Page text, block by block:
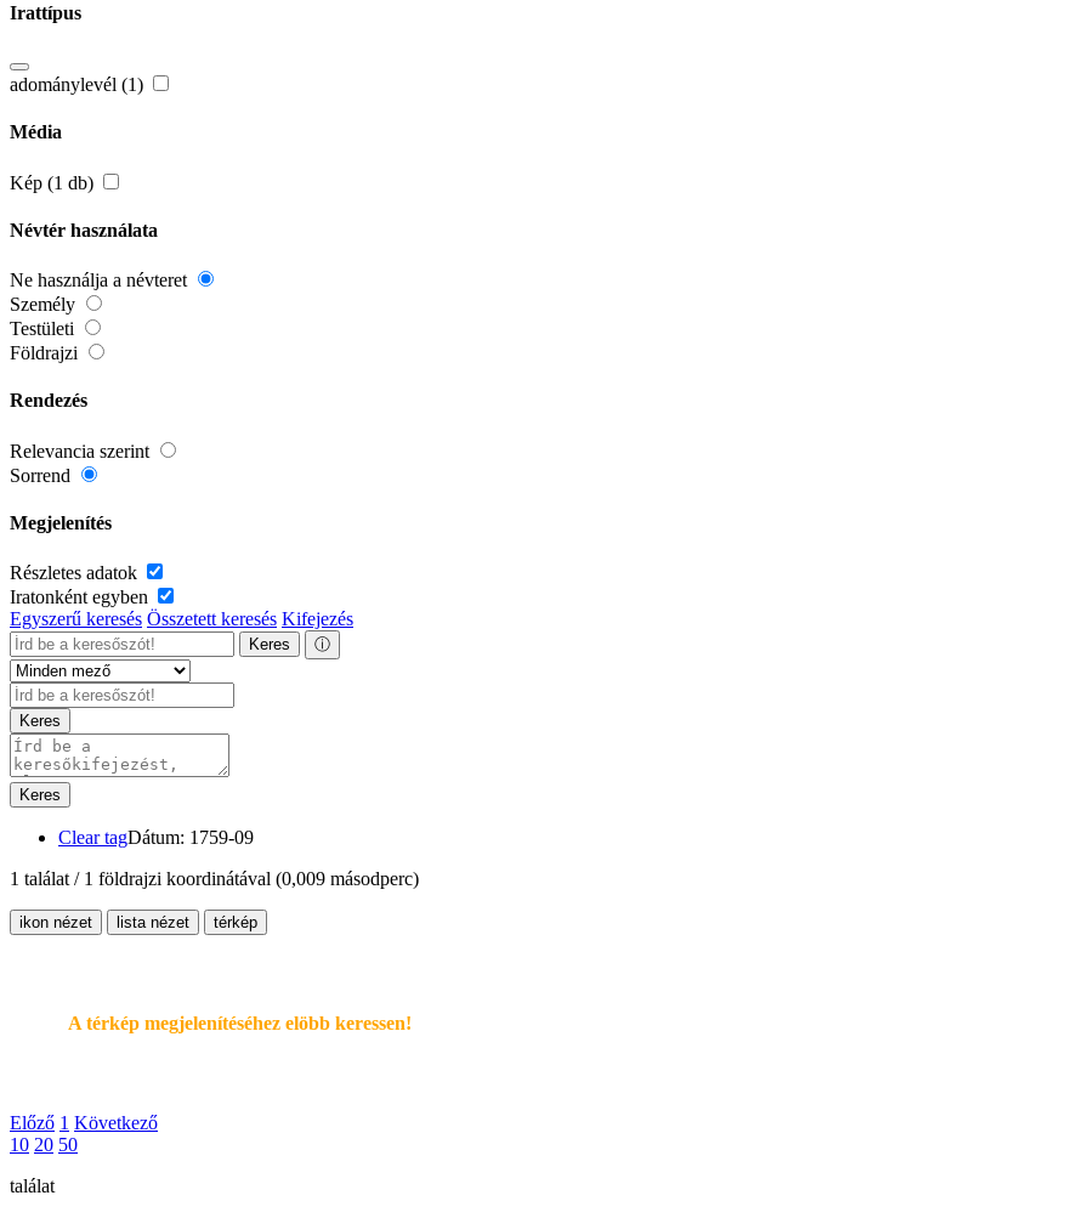
Irattípus
adománylevél (1)
Média
Kép (1 db)
Névtér használata
Ne használja a névteret
Személy
Testületi
Földrajzi
Rendezés
Relevancia szerint
Sorrend
Megjelenítés
Részletes adatok
Iratonként egyben
Egyszerű keresés Összetett keresés Kifejezés
Keres ⓘ
Keres
Keres
Clear tagDátum: 1759-09
1 találat / 1 földrajzi koordinátával (0,009 másodperc)
ikon nézet lista nézet térkép
A térkép megjelenítéséhez elöbb keressen!
Előző 1 Következő
10 20 50
találat